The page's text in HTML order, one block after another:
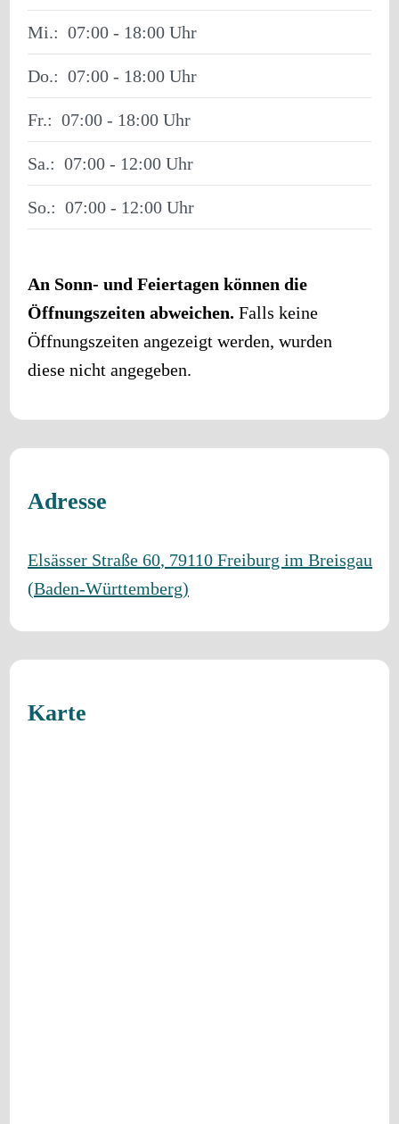
Mi.: 07:00 - 18:00
Do.: 07:00 - 18:00
Fr.: 07:00 - 18:00
Sa.: 07:00 - 12:00
So.: 07:00 - 12:00
An Sonn- und Feiertagen können die
Öffnungszeiten abweichen. Falls keine
Öffnungszeiten angezeigt werden, wurden
diese nicht angegeben.
Adresse
Elsässer Straße 60, 79110 Freiburg im Breisgau
(Baden-Württemberg)
Karte